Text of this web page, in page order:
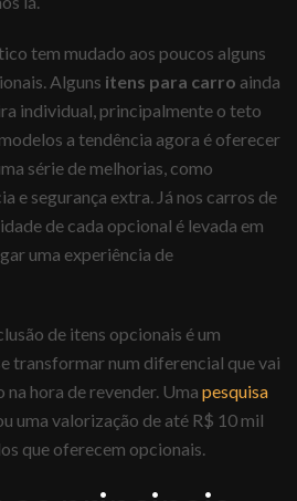
tem mudado aos poucos alguns
Alguns itens para carro ainda
individual, principalmente o teto
a tendência agora é oferecer
série de melhorias, como
e segurança extra. Já nos carros de
de cada opcional é levada em
uma experiência de
de itens opcionais é um
transformar num diferencial que vai
hora de revender. Uma pesquisa
uma valorização de até R$ 10 mil
que oferecem opcionais.